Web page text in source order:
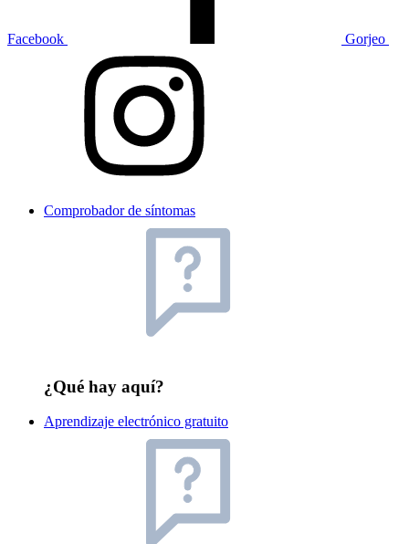
Facebook Gorjeo
Comprobador de síntomas
¿Qué hay aquí?
Aprendizaje electrónico gratuito